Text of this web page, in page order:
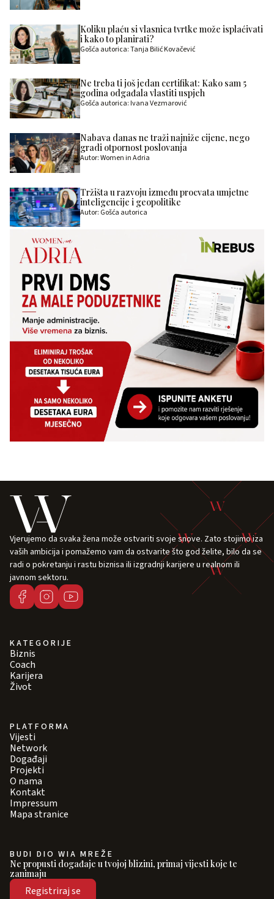
Koliku plaću si vlasnica tvrtke može isplaćivati
i kako to planirati?
Gošća autorica: Tanja Bilić Kovačević
Ne treba ti još jedan certifikat: Kako sam 5
godina odgađala vlastiti uspjeh
Gošća autorica: Ivana Vezmarović
Nabava danas ne traži najniže cijene, nego
gradi otpornost poslovanja
Autor: Women in Adria
Tržišta u razvoju između procvata umjetne
inteligencije i geopolitike
Autor: Gošća autorica
Vjerujemo da svaka žena može ostvariti svoje snove. Zato stojimo iza
vaših ambicija i pomažemo vam da ostvarite što god želite, bilo da se
radi o pokretanju i rastu biznisa ili izgradnji karijere u realnom ili
javnom sektoru.
KATEGORIJE
Biznis
Coach
Karijera
Život
PLATFORMA
Vijesti
Network
Događaji
Projekti
O nama
Kontakt
Impressum
Mapa stranice
BUDI DIO WIA MREŽE
Ne propusti događaje u tvojoj blizini, primaj vijesti koje te
zanimaju
Registriraj se